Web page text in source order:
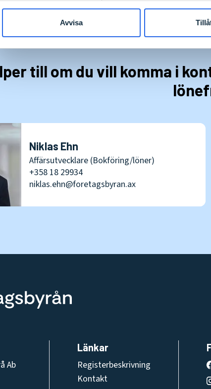
Avvisa
till om du vill komma i
Niklas Ehn
Affärsutvecklare (Bokföring/löner)
+358 18 29934
niklas.ehn@foretagsbyran.ax
Ab
Länkar
Registerbeskrivning
Kontakt